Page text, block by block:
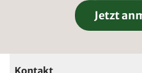
Jetzt
Kontakt